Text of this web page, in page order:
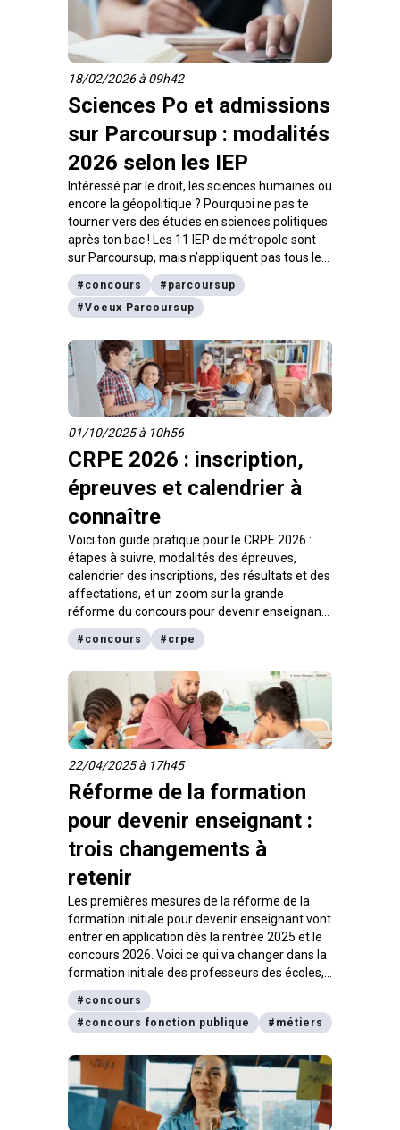
18/02/2026 à 09h42
Sciences Po et admissions
sur Parcoursup : modalités
2026 selon les IEP
Intéressé par le droit, les sciences humaines ou
encore la géopolitique ? Pourquoi ne pas te
tourner vers des études en sciences politiques
après ton bac ! Les 11 IEP de métropole sont
sur Parcoursup, mais n’appliquent pas tous les
mêmes modalités d’admission. Profils de
candidats, épreuves des concours, on
t’explique comment entrer à Sciences Po sur
# concours # parcoursup
#Voeux Parcoursup
01/10/2025 à 10h56
CRPE 2026 : inscription,
épreuves et calendrier à
connaître
Voici ton guide pratique pour le CRPE 2026 :
étapes à suivre, modalités des épreuves,
calendrier des inscriptions, des résultats et des
affectations, et un zoom sur la grande
réforme du concours pour devenir enseignant
dès bac+3. digiSchool t’explique tout.
# concours # crpe
22/04/2025 à 17h45
Réforme de la formation
pour devenir enseignant :
trois changements à
retenir
Les premières mesures de la réforme de la
formation initiale pour devenir enseignant vont
entrer en application dès la rentrée 2025 et le
concours 2026. Voici ce qui va changer dans la
formation initiale des professeurs des écoles,
des enseignants dans le 1er et le 2de degré et
pour les conseillers principaux d’éducation.
# concours
# concours fonction publique # métiers